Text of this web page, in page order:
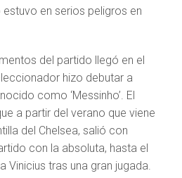
en serios peligros en
del partido llegó en el
hizo debutar a
como ‘Messinho’. El
a partir del verano que viene
del Chelsea, salió con
con la absoluta, hasta el
Vinicius tras una gran jugada.